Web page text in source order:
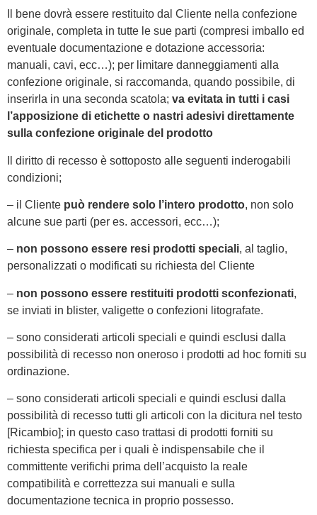
Il bene dovrà essere restituito dal Cliente nella confezione
originale, completa in tutte le sue parti (compresi imballo ed
eventuale documentazione e dotazione accessoria:
manuali, cavi, ecc…); per limitare danneggiamenti alla
confezione originale, si raccomanda, quando possibile, di
inserirla in una seconda scatola; va evitata in tutti i casi
l’apposizione di etichette o nastri adesivi direttamente
sulla confezione originale del prodotto
Il diritto di recesso è sottoposto alle seguenti inderogabili
condizioni;
– il Cliente può rendere solo l’intero prodotto, non solo
alcune sue parti (per es. accessori, ecc…);
– non possono essere resi prodotti speciali, al taglio,
personalizzati o modificati su richiesta del Cliente
– non possono essere restituiti prodotti sconfezionati,
se inviati in blister, valigette o confezioni litografate.
– sono considerati articoli speciali e quindi esclusi dalla
possibilità di recesso non oneroso i prodotti ad hoc forniti su
ordinazione.
– sono considerati articoli speciali e quindi esclusi dalla
possibilità di recesso tutti gli articoli con la dicitura nel testo
[Ricambio]; in questo caso trattasi di prodotti forniti su
richiesta specifica per i quali è indispensabile che il
committente verifichi prima dell’acquisto la reale
compatibilità e correttezza sui manuali e sulla
documentazione tecnica in proprio possesso.